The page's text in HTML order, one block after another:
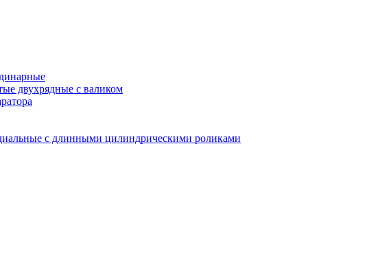
двухрядные с валиком
с длинными цилиндрическими роликами